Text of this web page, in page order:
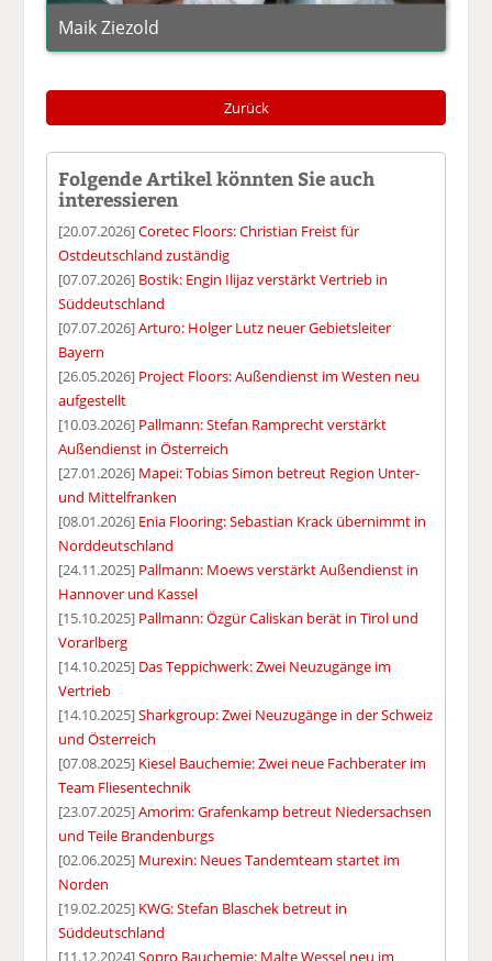
Maik Ziezold
Zurück
Folgende Artikel könnten Sie auch
interessieren
[20.07.2026]Coretec Floors: Christian Freist für
Ostdeutschland zuständig
[07.07.2026] Bostik: Engin Ilijaz verstärkt Vertrieb in
Süddeutschland
[07.07.2026]Arturo: Holger Lutz neuer Gebietsleiter
Bayern
[26.05.2026] Project Floors: Außendienst im Westen neu
aufgestellt
[10.03.2026] Pallmann: Stefan Ramprecht verstärkt
Außendienst in Österreich
[27.01.2026] Mapei: Tobias Simon betreut Region Unter-
und Mittelfranken
[08.01.2026] Enia Flooring: Sebastian Krack übernimmt in
Norddeutschland
[24.11.2025] Pallmann: Moews verstärkt Außendienst in
Hannover und Kassel
[15.10.2025] Pallmann: Özgür Caliskan berät in Tirol und
Vorarlberg
[14.10.2025] Das Teppichwerk: Zwei Neuzugänge im
Vertrieb
[14.10.2025]Sharkgroup: Zwei Neuzugänge in der Schweiz
und Österreich
[07.08.2025] Kiesel Bauchemie: Zwei neue Fachberater im
Team Fliesentechnik
[23.07.2025]Amorim: Grafenkamp betreut Niedersachsen
und Teile Brandenburgs
[02.06.2025] Murexin: Neues Tandemteam startet im
Norden
[19.02.2025] KWG: Stefan Blaschek betreut in
Süddeutschland
[11.12.2024]Sopro Bauchemie: Malte Wessel neu im